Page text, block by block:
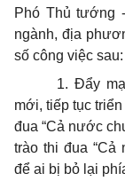
Phó Thủ tướng
ngành, địa
số công việc sau:
1. Đẩy
mới, tiếp tục
đua “Cả nước
trào thi đua
để ai bị bỏ lại